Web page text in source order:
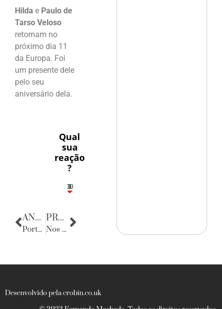
Hilda e Paulo de
Tarso Veloso
retornam no
próximo dia 11
da Europa. Foi
um presente dele
pelo seu
aniversário dela.
Qual
sua
reação
?
3
1
1
3
10
ANTERIOR
Porta Retratos
PRÓXIMA
Nos bastidores da política
Desenvolvido pela crobin.co.uk